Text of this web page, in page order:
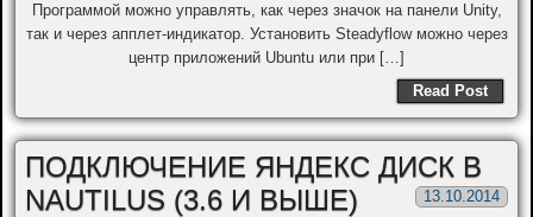
Программой можно управлять, как через значок на панели Unity,
так и через апплет-индикатор. Установить Steadyflow можно через
центр приложений Ubuntu или при […]
Read Post
ПОДКЛЮЧЕНИЕ ЯНДЕКС ДИСК В
NAUTILUS (3.6 И ВЫШЕ)
13.10.2014